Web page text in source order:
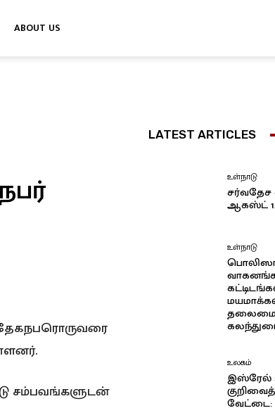
ABOUT US
சம்பவங்களுடன்
LATEST ARTICLES
உள்நாடு
சர்வதேச
ஆகஸ்ட்
உள்நாடு
உலகம்
இஸ்ரேல்
வேட்டை: